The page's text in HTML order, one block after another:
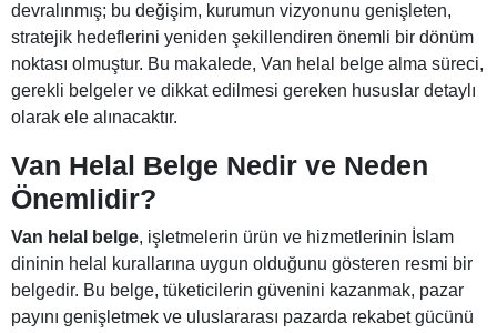
devralınmış; bu değişim, kurumun vizyonunu genişleten,
stratejik hedeflerini yeniden şekillendiren önemli bir dönüm
noktası olmuştur. Bu makalede, Van helal belge alma süreci,
gerekli belgeler ve dikkat edilmesi gereken hususlar detaylı
olarak ele alınacaktır.
Van Helal Belge Nedir ve Neden
Önemlidir?
Van helal belge, işletmelerin ürün ve hizmetlerinin İslam
dininin helal kurallarına uygun olduğunu gösteren resmi bir
belgedir. Bu belge, tüketicilerin güvenini kazanmak, pazar
payını genişletmek ve uluslararası pazarda rekabet gücünü